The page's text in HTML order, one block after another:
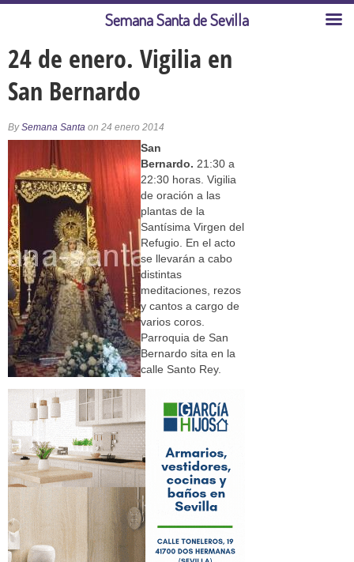
24 de enero. Vigilia en
San Bernardo
BySemana Santa on 24 enero 2014
San
Bernardo. 21:30 a
22:30 horas. Vigilia
de oración a las
plantas de la
Santísima Virgen del
Refugio. En el acto
se llevarán a cabo
distintas
meditaciones, rezos
y cantos a cargo de
varios coros.
Parroquia de San
Bernardo sita en la
calle Santo Rey.
Semana Santa de Sevilla